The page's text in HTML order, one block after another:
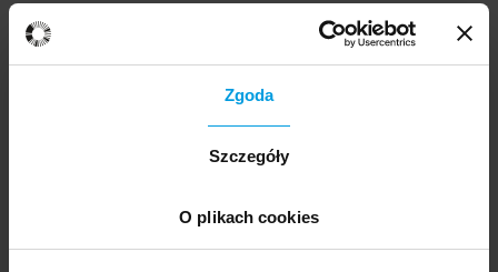
Zgoda
Szczegóły
O plikach cookies
Wyobraźmy sobie osobę, która w pracy próbuje
rozprasza: a to telefony, a to koledzy i koleżanki z biura.
Jak w takiej sytuacji można popracować nad koncentracją
Warto poćwiczyć bycie tu i teraz, zastanowić się, jakie w
danym momencie są priorytety: życie towarzyskie czy